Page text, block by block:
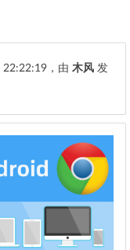
22:22:19 ，由木风 发